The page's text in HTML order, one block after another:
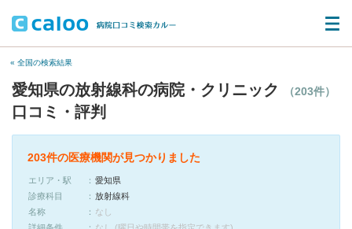
« 全国の検索結果
愛知県の放射線科の病院・クリニック （203件）
口コミ・評判
203件の医療機関が見つかりました
エリア・駅
愛知県
診療科目
放射線科
名称
なし